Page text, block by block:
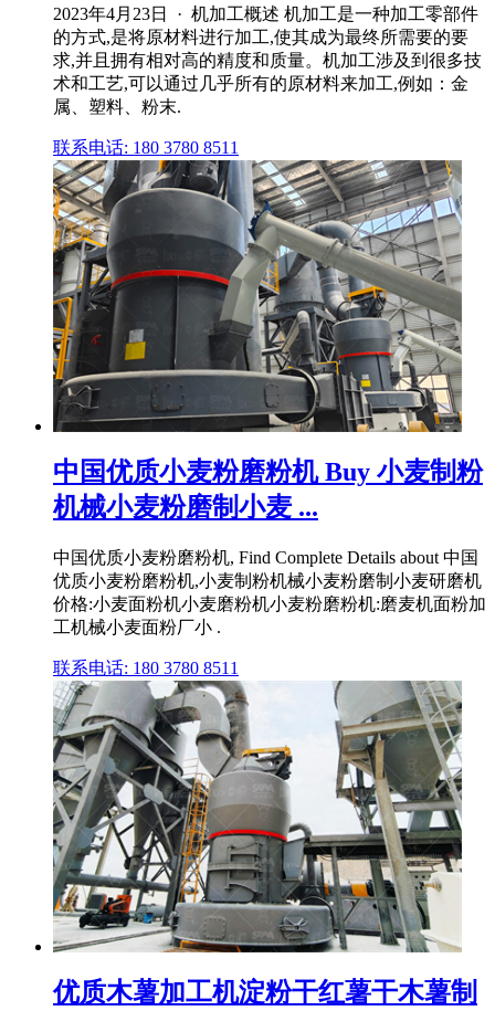
2023年4月23日 · 机加工概述 机加工是一种加工零部件
的方式,是将原材料进行加工,使其成为最终所需要的要
求,并且拥有相对高的精度和质量。机加工涉及到很多技
术和工艺,可以通过几乎所有的原材料来加工,例如：金
属、塑料、粉末.
联系电话: 180 3780 8511
中国优质小麦粉磨粉机 Buy 小麦制粉
机械小麦粉磨制小麦 ...
中国优质小麦粉磨粉机, Find Complete Details about 中国
优质小麦粉磨粉机,小麦制粉机械小麦粉磨制小麦研磨机
价格:小麦面粉机小麦磨粉机小麦粉磨粉机:磨麦机面粉加
工机械小麦面粉厂小 .
联系电话: 180 3780 8511
优质木薯加工机淀粉干红薯干木薯制